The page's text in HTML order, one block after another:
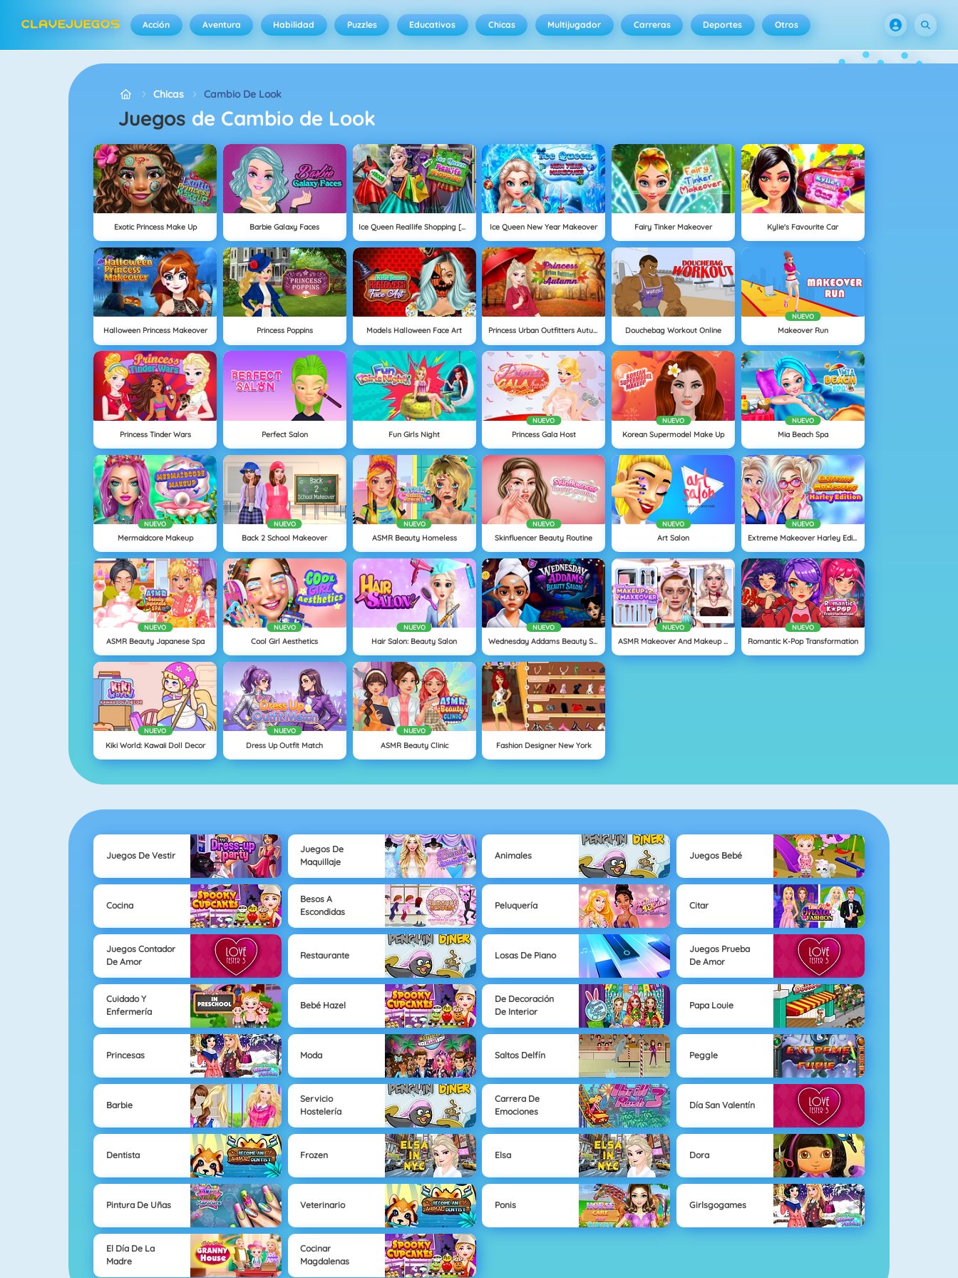
Acción Aventura Habilidad Puzzles Educativos Chicas Multijugador Carreras Deportes Otros
Chicas Cambio De Look
Juegos de Cambio de Look
Exotic Princess Make Up Barbie Galaxy Faces Ice Queen Reallife Shopping [Reina Helada Compras En Vida Real] Ice Queen New Year Makeover Fairy Tinker Makeover Kylie's Favourite Car
Halloween Princess Makeover Princess Poppins Models Halloween Face Art Princess Urban Outfitters Autumn Douchebag Workout Online
NUEVO
Makeover Run
Princess Tinder Wars Perfect Salon Fun Girls Night
NUEVO
Princess Gala Host
NUEVO
Korean Supermodel Make Up
NUEVO
Mia Beach Spa
NUEVO
Mermaidcore Makeup
NUEVO
Back 2 School Makeover
NUEVO
ASMR Beauty Homeless
NUEVO
Skinfluencer Beauty Routine
NUEVO
Art Salon
NUEVO
Extreme Makeover Harley Edition
NUEVO
ASMR Beauty Japanese Spa
NUEVO
Cool Girl Aesthetics
NUEVO
Hair Salon: Beauty Salon
NUEVO
Wednesday Addams Beauty Salon
NUEVO
ASMR Makeover And Makeup Studio
NUEVO
Romantic K-Pop Transformation
NUEVO
Kiki World: Kawaii Doll Decor
NUEVO
Dress Up Outfit Match
NUEVO
ASMR Beauty Clinic Fashion Designer New York
Juegos De Vestir
Juegos De
Maquillaje
Animales Juegos Bebé
Cocina
Besos A
Escondidas
Peluquería Citar
Juegos Contador
De Amor
Restaurante Losas De Piano
Juegos Prueba
De Amor
Cuidado Y
Enfermería
Bebé Hazel
De Decoración
De Interior
Papa Louie
Princesas Moda Saltos Delfín Peggle
Barbie
Servicio
Hostelería
Carrera De
Emociones
Día San Valentín
Dentista Frozen Elsa Dora
Pintura De Uñas Veterinario Ponis Girlsgogames
El Día De La
Madre
Cocinar
Magdalenas